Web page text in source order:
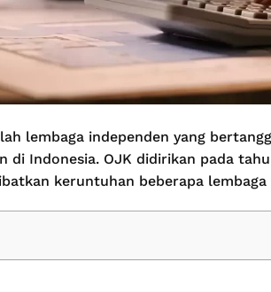
lembaga independen yang
di Indonesia. OJK didirikan pada
keruntuhan beberapa